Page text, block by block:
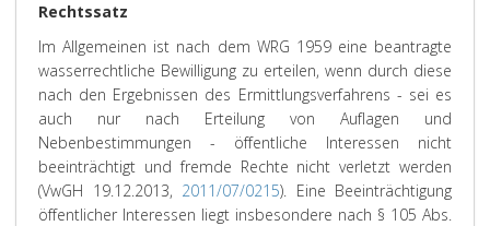
Rechtssatz
Im Allgemeinen ist nach dem WRG 1959 eine beantragte
wasserrechtliche Bewilligung zu erteilen, wenn durch diese
nach den Ergebnissen des Ermittlungsverfahrens - sei es
auch nur nach Erteilung von Auflagen und
Nebenbestimmungen - öffentliche Interessen nicht
beeinträchtigt und fremde Rechte nicht verletzt werden
(VwGH 19.12.2013, 2011/07/0215). Eine Beeinträchtigung
öffentlicher Interessen liegt insbesondere nach § 105 Abs.